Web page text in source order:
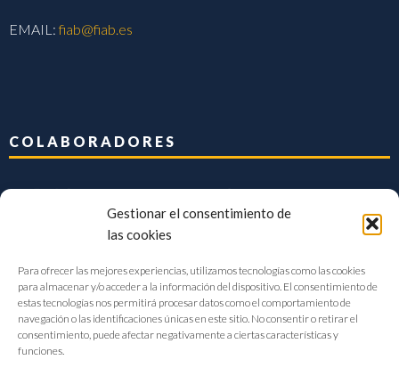
Gestionar el consentimiento de
las cookies
Para ofrecer las mejores experiencias, utilizamos tecnologías como las cookies
para almacenar y/o acceder a la información del dispositivo. El consentimiento de
estas tecnologías nos permitirá procesar datos como el comportamiento de
navegación o las identificaciones únicas en este sitio. No consentir o retirar el
consentimiento, puede afectar negativamente a ciertas características y
funciones.
EMAIL:fiab@fiab.es
COLABORADORES